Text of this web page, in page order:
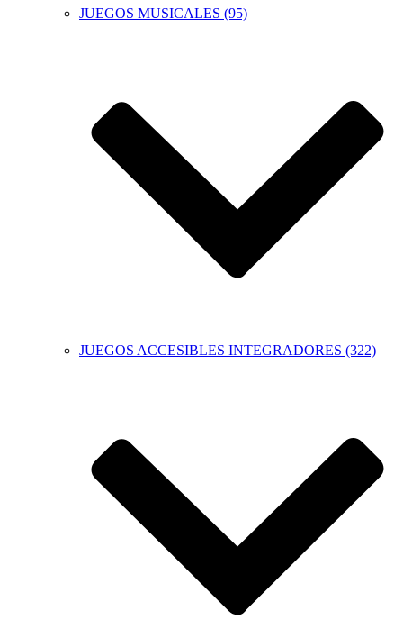
JUEGOS MUSICALES (95)
JUEGOS ACCESIBLES INTEGRADORES (322)